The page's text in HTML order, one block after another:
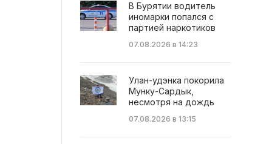
В Бурятии водитель
иномарки попался с
партией наркотиков
07.08.2026 в 14:23
Улан-удэнка покорила
Мунку-Сардык,
несмотря на дождь
07.08.2026 в 13:15